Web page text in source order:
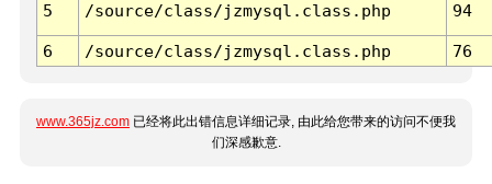
5 /source/class/jzmysql.class.php 94
6 /source/class/jzmysql.class.php 76
www.365jz.com 已经将此出错信息详细记录, 由此给您带来的访问不便我
们深感歉意.